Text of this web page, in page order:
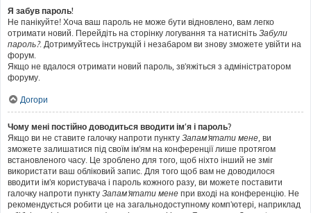
Я забув пароль!
Не панікуйте! Хоча ваш пароль не може бути відновлено, вам легко
отримати новий. Перейдіть на сторінку логування та натисніть Забули
пароль?. Дотримуйтесь інструкцій і незабаром ви знову зможете увійти на
форум.
Якщо не вдалося отримати новий пароль, зв'яжіться з адміністратором
форуму.
Догори
Чому мені постійно доводиться вводити ім’я і пароль?
Якщо ви не ставите галочку напроти пункту Запам'ятати мене, ви
зможете залишатися під своїм ім'ям на конференції лише протягом
встановленого часу. Це зроблено для того, щоб ніхто інший не зміг
використати ваш обліковий запис. Для того щоб вам не доводилося
вводити ім'я користувача і пароль кожного разу, ви можете поставити
галочку напроти пункту Запам'ятати мене при вході на конференцію. Не
рекомендується робити це на загальнодоступному комп'ютері, наприклад